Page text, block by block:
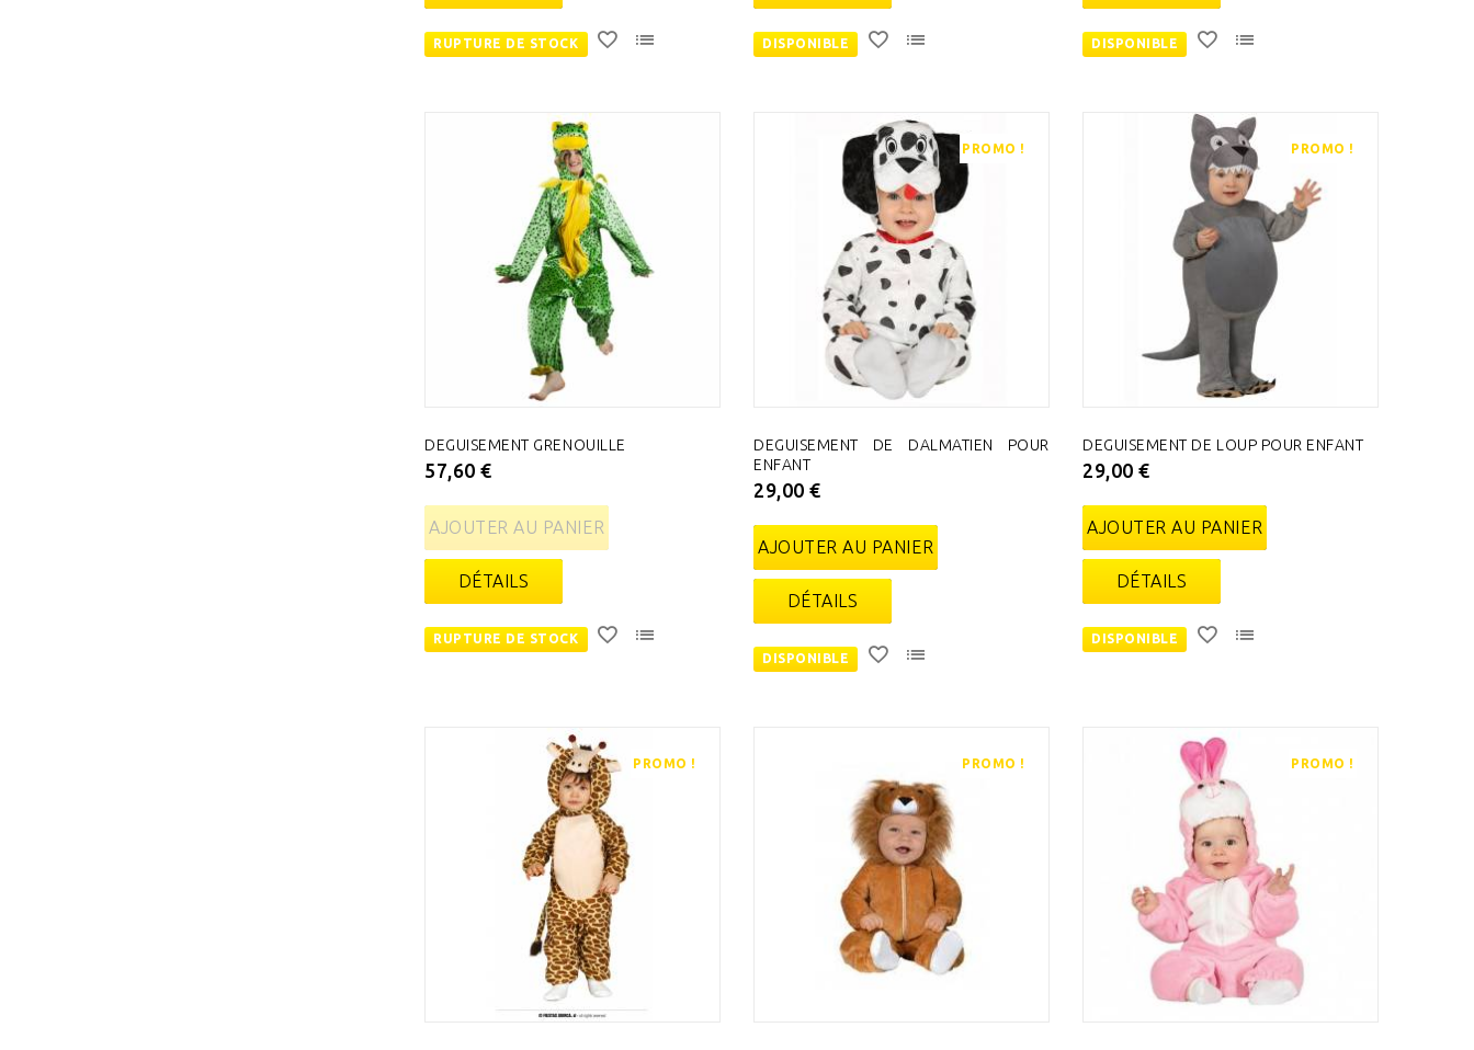
RUPTURE DE STOCK DISPONIBLE DISPONIBLE
DEGUISEMENT GRENOUILLE
57,60 €
AJOUTER AU PANIER
DÉTAILS
RUPTURE DE STOCK
PROMO !
DEGUISEMENT DE DALMATIEN POUR
ENFANT
29,00 €
AJOUTER AU PANIER
DÉTAILS
DISPONIBLE
PROMO !
DEGUISEMENT DE LOUP POUR ENFANT
29,00 €
AJOUTER AU PANIER
DÉTAILS
DISPONIBLE
PROMO ! PROMO ! PROMO !